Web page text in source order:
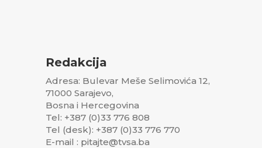
Redakcija
Adresa: Bulevar Meše Selimovića 12,
71000 Sarajevo,
Bosna i Hercegovina
Tel: +387 (0)33 776 808
Tel (desk): +387 (0)33 776 770
E-mail : pitajte@tvsa.ba